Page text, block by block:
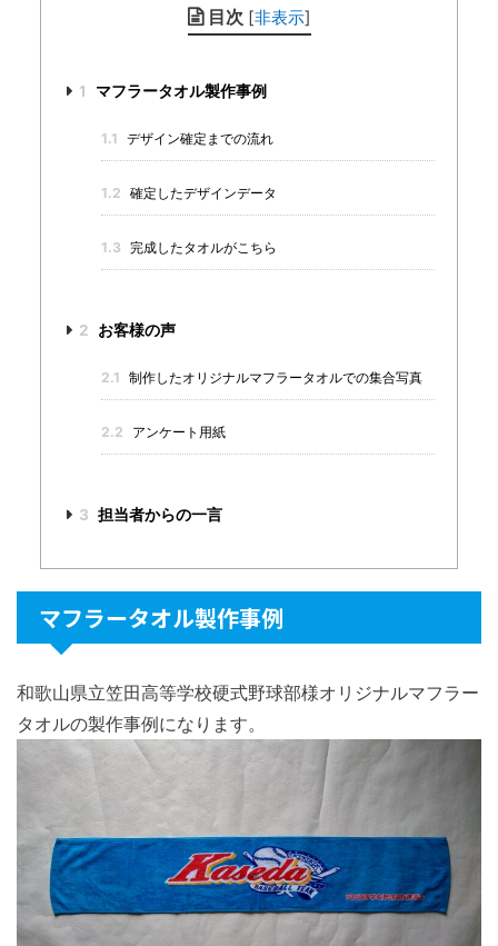
目次 [非表示]
1 マフラータオル製作事例
1.1 デザイン確定までの流れ
1.2 確定したデザインデータ
1.3 完成したタオルがこちら
2 お客様の声
2.1 制作したオリジナルマフラータオルでの集合写真
2.2 アンケート用紙
3 担当者からの一言
マフラータオル製作事例
和歌山県立笠田高等学校硬式野球部様オリジナルマフラー
タオルの製作事例になります。